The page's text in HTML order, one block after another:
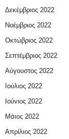
Δεκέμβριος 2022
Νοέμβριος 2022
Οκτώβριος 2022
Σεπτέμβριος 2022
Αύγουστος 2022
Ιούλιος 2022
Ιούνιος 2022
Μάιος 2022
Απρίλιος 2022